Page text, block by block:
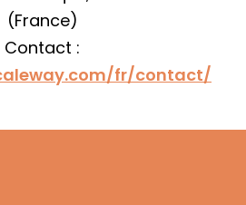
(France)
Contact :
fr/contact/